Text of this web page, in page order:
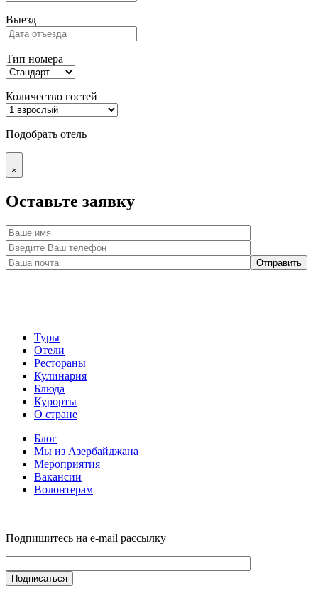
Выезд
Тип номера
Количество гостей
Подобрать отель
×
Оставьте заявку
Туры
Отели
Рестораны
Кулинария
Блюда
Курорты
О стране
Блог
Мы из Азербайджана
Мероприятия
Вакансии
Волонтерам
Подпишитесь на e-mail рассылку